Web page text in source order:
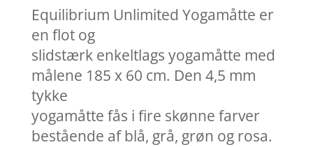
var:
kr. 595,00.
er:
kr.
Equilibrium Unlimited Yogamåtte er
en flot og
slidstærk enkeltlags yogamåtte med
målene 185 x 60 cm. Den 4,5 mm
tykke
yogamåtte fås i fire skønne farver
bestående af blå, grå, grøn og rosa.